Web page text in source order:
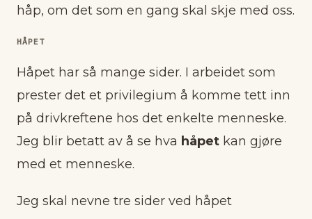
håp, om det som en gang skal skje med oss.
HÅPET
Håpet har så mange sider. I arbeidet som
prester det et privilegium å komme tett inn
på drivkreftene hos det enkelte menneske.
Jeg blir betatt av å se hva håpet kan gjøre
med et menneske.
Jeg skal nevne tre sider ved håpet